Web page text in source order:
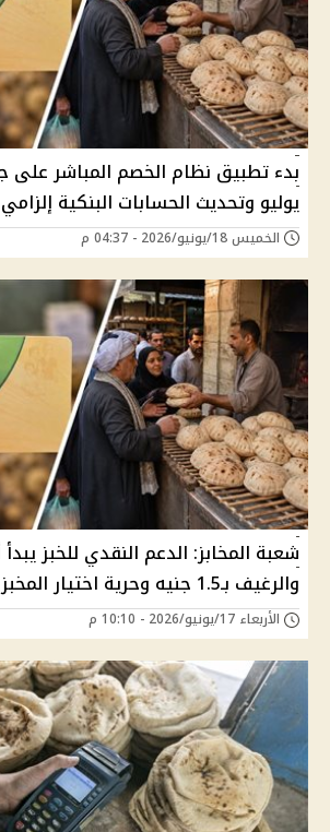
بدء تطبيق نظام الخصم المباشر على
يوليو وتحديث الحسابات البنكية إلزامي
الخميس 18/يونيو/2026 - 04:37 م
شعبة المخابز: الدعم النقدي للخبز
والرغيف بـ1.5 جنيه وحرية اختيار المخبز
الأربعاء 17/يونيو/2026 - 10:10 م